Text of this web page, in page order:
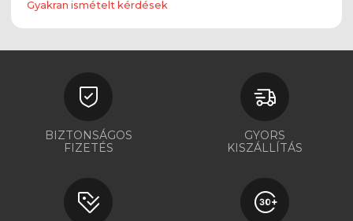
Gyakran ismételt kérdések
BIZTONSÁGOS
FIZETÉS
GYORS
KISZÁLLÍTÁS